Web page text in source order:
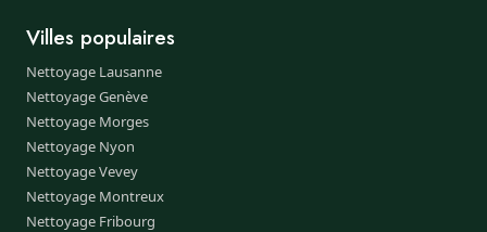
Villes populaires
Nettoyage Lausanne
Nettoyage Genève
Nettoyage Morges
Nettoyage Nyon
Nettoyage Vevey
Nettoyage Montreux
Nettoyage Fribourg